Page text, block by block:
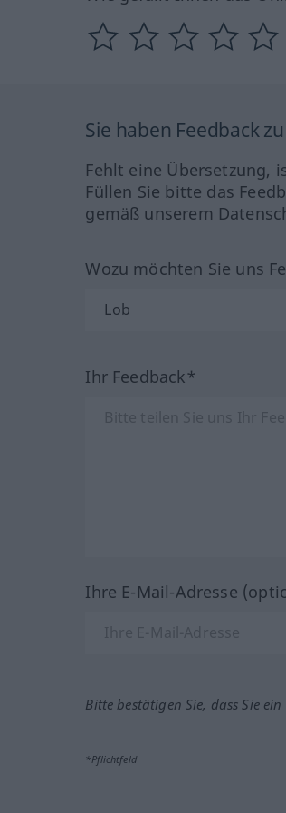
Sie haben Feedback
Fehlt eine Übersetzung,
Füllen Sie bitte das
gemäß unserem
Wozu möchten Sie uns
Ihr Feedback*
Ihre E-Mail-Adresse
Bitte bestätigen Sie, dass Sie
*Pflichtfeld